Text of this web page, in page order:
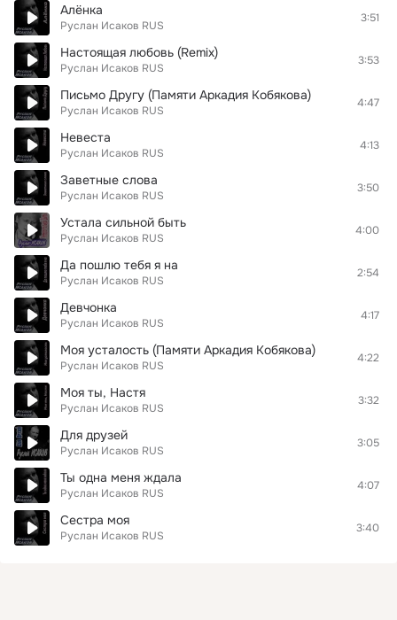
Алёнка
Руслан Исаков RUS
3:51
Настоящая любовь (Remix)
Руслан Исаков RUS
3:53
Письмо Другу (Памяти Аркадия Кобякова)
Руслан Исаков RUS
4:47
Невеста
Руслан Исаков RUS
4:13
Заветные слова
Руслан Исаков RUS
3:50
Устала сильной быть
Руслан Исаков RUS
4:00
Да пошлю тебя я на
Руслан Исаков RUS
2:54
Девчонка
Руслан Исаков RUS
4:17
Моя усталость (Памяти Аркадия Кобякова)
Руслан Исаков RUS
4:22
Моя ты, Настя
Руслан Исаков RUS
3:32
Для друзей
Руслан Исаков RUS
3:05
Ты одна меня ждала
Руслан Исаков RUS
4:07
Сестра моя
Руслан Исаков RUS
3:40